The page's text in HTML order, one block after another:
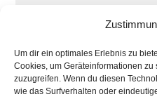
Um dir ein optimales Erlebnis zu
Cookies, um Geräteinformationen
zuzugreifen. Wenn du diesen
wie das Surfverhalten oder